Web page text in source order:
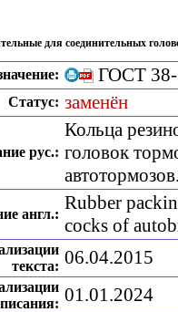
для соединительных
ГОСТ
Статус: заменён
рус.:
Кольца
головок
англ.:
Rubber
cocks of
текста: 06.04.2015
01.01.2024